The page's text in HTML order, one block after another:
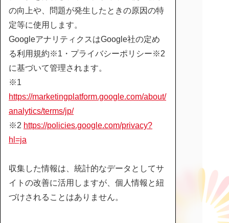
の向上や、問題が発生したときの原因の特
定等に使用します。
GoogleアナリティクスはGoogle社の定め
る利用規約※1・プライバシーポリシー※2
に基づいて管理されます。
※1
https://marketingplatform.google.com/about/
analytics/terms/jp/
※2 https://policies.google.com/privacy?
hl=ja
収集した情報は、統計的なデータとしてサ
イトの改善に活用しますが、個人情報と紐
づけされることはありません。